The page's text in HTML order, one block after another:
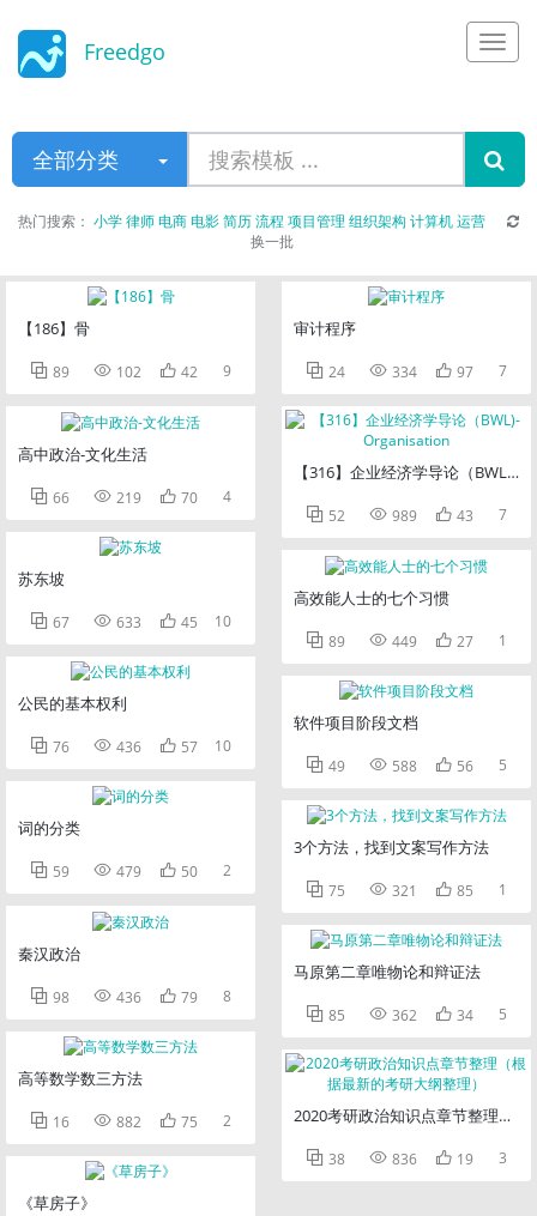
Freedgo
全部分类
热门搜索： 小学律师电商电影简历流程 项目管理 组织架构 计算机运营
换一批
【186】骨
 89  102  42 9
高中政治-文化生活
 66  219  70 4
苏东坡
 67  633  45 10
公民的基本权利
 76  436  57 10
词的分类
 59  479  50 2
秦汉政治
 98  436  79 8
高等数学数三方法
 16  882  75 2
《草房子》
审计程序
 24  334  97 7
【316】企业经济学导论（BWL)-
 52  989  43 7
高效能人士的七个习惯
 89  449  27 1
软件项目阶段文档
 49  588  56 5
3个方法，找到文案写作方法
 75  321  85 1
马原第二章唯物论和辩证法
 85  362  34 5
2020考研政治知识点章节整理（
 38  836  19 3